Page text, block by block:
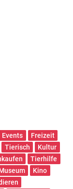
Events
Freizeit
Tierisch
Kultur
Tierhilfe
Kino